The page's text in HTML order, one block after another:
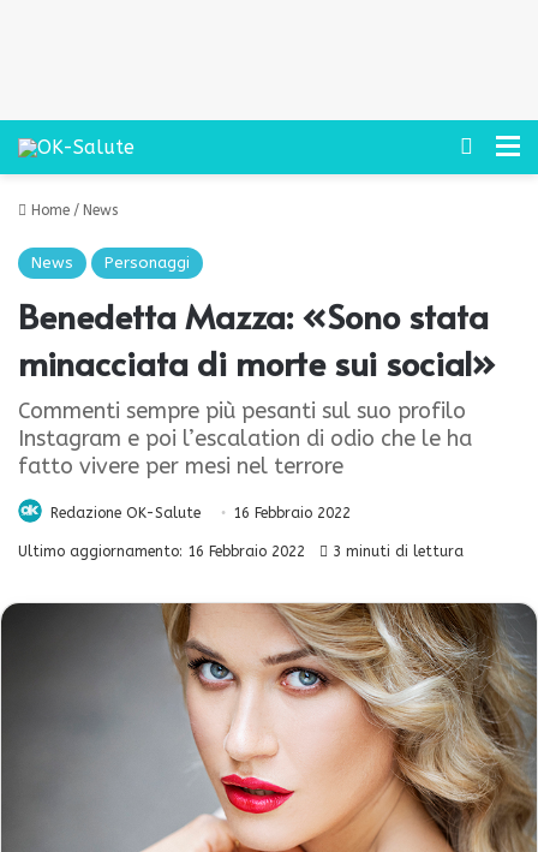
Cerca
Home / News
News Personaggi
Benedetta Mazza: «Sono stata
minacciata di morte sui social»
Commenti sempre più pesanti sul suo profilo
Instagram e poi l’escalation di odio che le ha
fatto vivere per mesi nel terrore
Redazione OK-Salute 16 Febbraio 2022
Ultimo aggiornamento: 16 Febbraio 2022 3 minuti di lettura